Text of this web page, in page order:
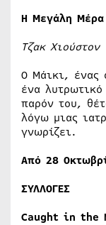
Η Μεγάλη
Τζακ Χιούστον
Ο Μάικι, ένας
ένα
παρόν του,
λόγω μιας
γνωρίζει.
Από 28
ΣΥΛΛΟΓΕΣ
Caught in the